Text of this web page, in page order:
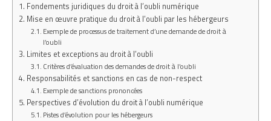
Fondements juridiques du droit à l’oubli numérique
Mise en œuvre pratique du droit à l’oubli par les hébergeurs
Exemple de processus de traitement d’une demande de droit à
l’oubli
Limites et exceptions au droit à l’oubli
Critères d’évaluation des demandes de droit à l’oubli
Responsabilités et sanctions en cas de non-respect
Exemple de sanctions prononcées
Perspectives d’évolution du droit à l’oubli numérique
Pistes d’évolution pour les hébergeurs